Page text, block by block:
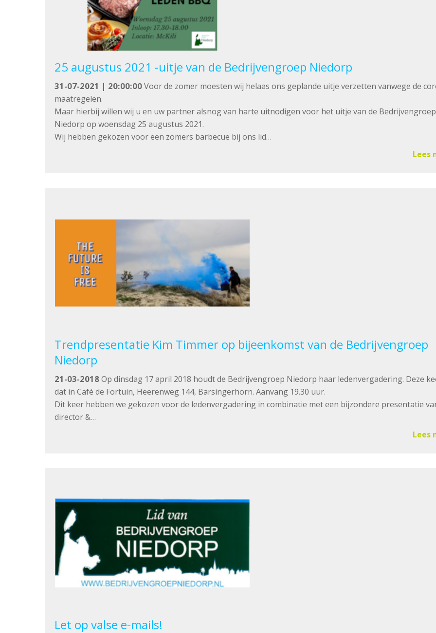
25 augustus 2021 -uitje van de Bedrijvengroep Niedorp
31-07-2021 | 20:00:00Voor de zomer moesten wij helaas ons geplande uitje verzetten vanwege de
maatregelen.
Maar hierbij willen wij u en uw partner alsnog van harte uitnodigen voor het uitje van de Bedrijvengroep
Niedorp op woensdag 25 augustus 2021.
Wij hebben gekozen voor een zomers barbecue bij ons lid…
Lees
Trendpresentatie Kim Timmer op bijeenkomst van de Bedrijvengroep
Niedorp
21-03-2018Op dinsdag 17 april 2018 houdt de Bedrijvengroep Niedorp haar ledenvergadering. Deze
dat in Café de Fortuin, Heerenweg 144, Barsingerhorn. Aanvang 19.30 uur.
Dit keer hebben we gekozen voor de ledenvergadering in combinatie met een bijzondere presentatie
director &…
Lees
Let op valse e-mails!